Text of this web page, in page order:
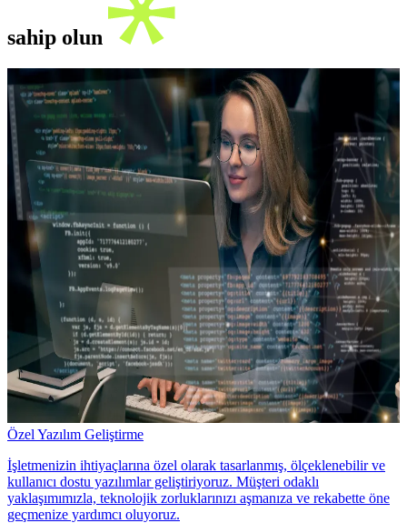
sahip olun
Özel Yazılım Geliştirme
İşletmenizin ihtiyaçlarına özel olarak tasarlanmış, ölçeklenebilir ve
kullanıcı dostu yazılımlar geliştiriyoruz. Müşteri odaklı
yaklaşımımızla, teknolojik zorluklarınızı aşmanıza ve rekabette öne
geçmenize yardımcı oluyoruz.